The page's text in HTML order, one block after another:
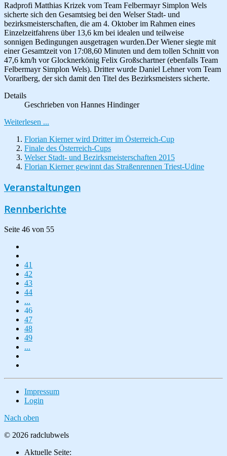
Radprofi Matthias Krizek vom Team Felbermayr Simplon Wels
sicherte sich den Gesamtsieg bei den Welser Stadt- und
bezirksmeisterschaften, die am 4. Oktober im Rahmen eines
Einzelzeitfahrens über 13,6 km bei idealen und teilweise
sonnigen Bedingungen ausgetragen wurden.Der Wiener siegte mit
einer Gesamtzeit von 17:08,60 Minuten und dem tollen Schnitt von
47,6 km/h vor Glocknerkönig Felix Großschartner (ebenfalls Team
Felbermayr Simplon Wels). Dritter wurde Daniel Lehner vom Team
Vorarlberg, der sich damit den Titel des Bezirksmeisters sicherte.
Details
Geschrieben von Hannes Hindinger
Weiterlesen ...
Florian Kierner wird Dritter im Österreich-Cup
Finale des Österreich-Cups
Welser Stadt- und Bezirksmeisterschaften 2015
Florian Kierner gewinnt das Straßenrennen Triest-Udine
Veranstaltungen
Rennberichte
Seite 46 von 55
41
42
43
44
...
46
47
48
49
...
Impressum
Login
Nach oben
© 2026 radclubwels
Aktuelle Seite: